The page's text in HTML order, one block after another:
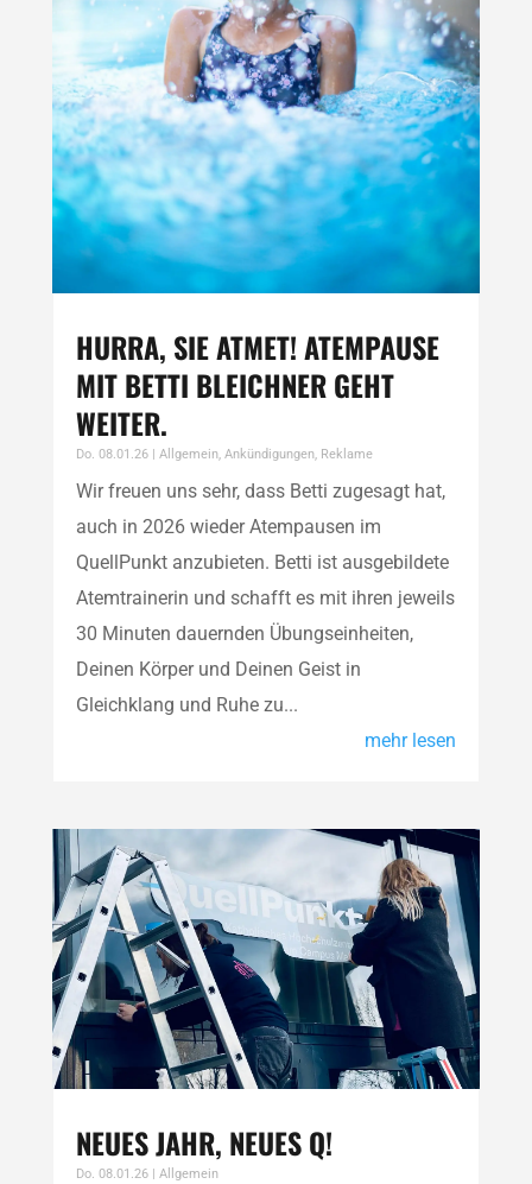
HURRA, SIE ATMET! ATEMPAUSE
MIT BETTI BLEICHNER GEHT
WEITER.
Do. 08.01.26| Allgemein, Ankündigungen, Reklame
Wir freuen uns sehr, dass Betti zugesagt hat,
auch in 2026 wieder Atempausen im
QuellPunkt anzubieten. Betti ist ausgebildete
Atemtrainerin und schafft es mit ihren jeweils
30 Minuten dauernden Übungseinheiten,
Deinen Körper und Deinen Geist in
Gleichklang und Ruhe zu...
mehr lesen
NEUES JAHR, NEUES Q!
Do. 08.01.26| Allgemein